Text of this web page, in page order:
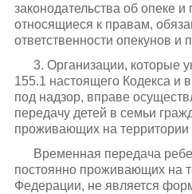
законодательства об опеке и
относящиеся к правам,
ответственности опекунов и
3. Организации, которые
155.1 настоящего Кодекса и
под надзор, вправе
передачу детей в семьи
проживающих на
Временная передача
постоянно проживающих на
Федерации, не является